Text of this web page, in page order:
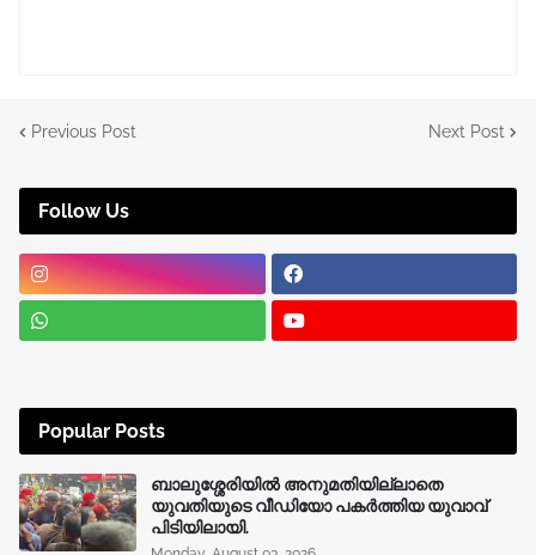
Previous Post Next Post
Follow Us
Popular Posts
ബാലുശ്ശേരിയിൽ അനുമതിയില്ലാതെ
യുവതിയുടെ വീഡിയോ പകർത്തിയ യുവാവ്
പിടിയിലായി.